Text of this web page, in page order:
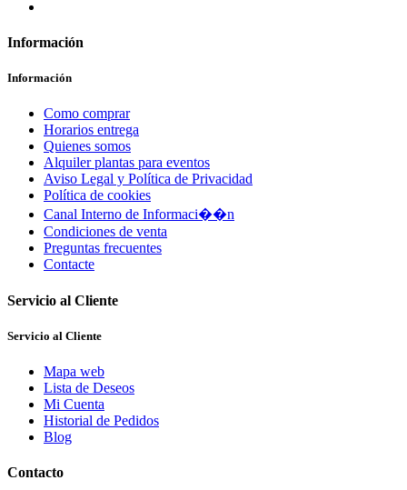
Información
Información
Como comprar
Horarios entrega
Quienes somos
Alquiler plantas para eventos
Aviso Legal y Política de Privacidad
Política de cookies
Canal Interno de Informaci��n
Condiciones de venta
Preguntas frecuentes
Contacte
Servicio al Cliente
Servicio al Cliente
Mapa web
Lista de Deseos
Mi Cuenta
Historial de Pedidos
Blog
Contacto